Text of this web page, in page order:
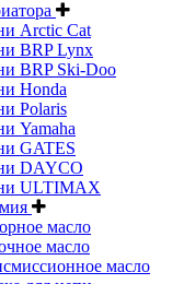
Arctic Cat
BRP Lynx
BRP Ski-Doo
Honda
Polaris
Yamaha
GATES
DAYCO
ULTIMAX
масло
масло
масло